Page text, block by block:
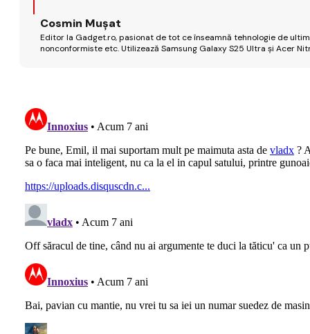
Cosmin Mușat
Editor la Gadget.ro, pasionat de tot ce înseamnă tehnologie de
nonconformiste etc. Utilizează Samsung Galaxy S25 Ultra și Acer